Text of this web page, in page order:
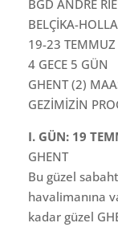
BGD ANDRE
BELÇİKA-
19-23 TEMMUZ
4 GECE 5 GÜN
GHENT (2)
GEZİMİZİN
I. GÜN: 19
GHENT
Bu güzel
havalimanına
kadar güzel